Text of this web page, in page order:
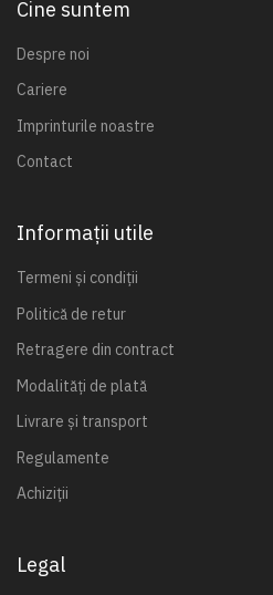
Cine suntem
Despre noi
Cariere
Imprinturile noastre
Contact
Informații utile
Termeni și condiții
Politică de retur
Retragere din contract
Modalități de plată
Livrare și transport
Regulamente
Achiziții
Legal